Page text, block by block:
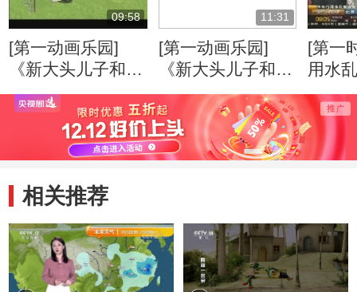
09:58
[第一动画乐园]
《新大头儿子和小
头爸爸》（第二
季） 奇妙的纸盒
子/青椒大战
11:31
[第一动画乐园]
《新大头儿子和小
头爸爸》（第二
季） 超级大泡泡/
灵感女神
[第一
用水
京：
车成
相关推荐